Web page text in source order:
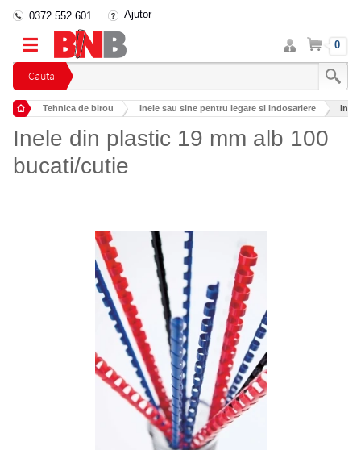
Cauta
0372 552 601 Ajutor
Intra
in
cont
Cos 0
Tehnica de birou Inele sau sine pentru legare si indosariere
Inele din plastic 19 mm alb 100
bucati/cutie